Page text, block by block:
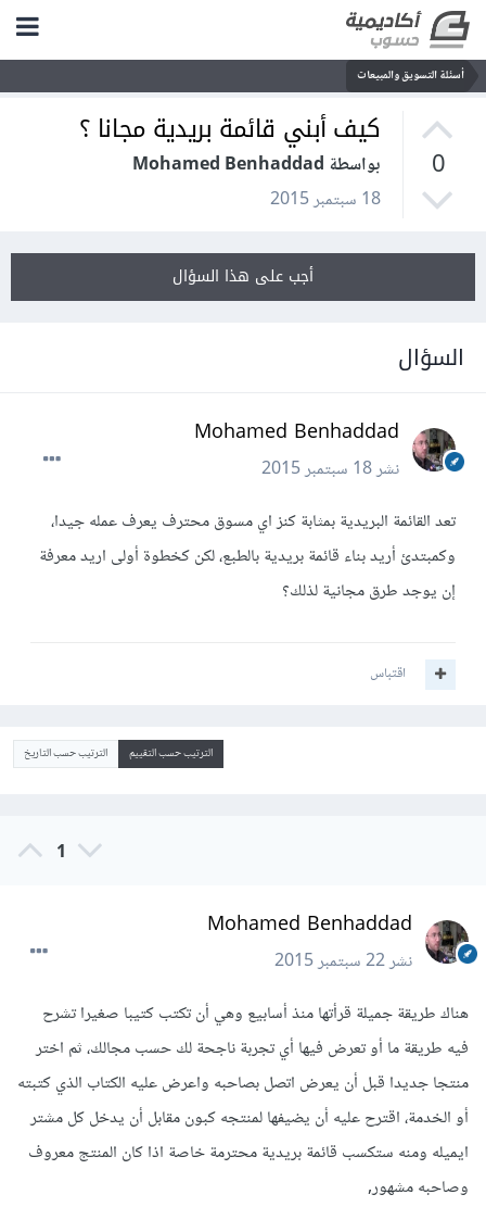
أسئلة التسويق والمبيعات
0
كيف أبني قائمة بريدية مجانا ؟
بواسطة Mohamed Benhaddad
18 سبتمبر 2015
أجب على هذا السؤال
السؤال
Mohamed Benhaddad
نشر18 سبتمبر 2015
تعد القائمة البريدية بمثابة كنز اي مسوق محترف يعرف عمله جيدا،
وكمبتدئ أريد بناء قائمة بريدية بالطبع، لكن كخطوة أولى اريد معرفة
إن يوجد طرق مجانية لذلك؟
اقتباس
الترتيب حسب التقييم الترتيب حسب التاريخ
1
Mohamed Benhaddad
نشر22 سبتمبر 2015
هناك طريقة جميلة قرأتها منذ أسابيع وهي أن تكتب كتيبا صغيرا تشرح
فيه طريقة ما أو تعرض فيها أي تجربة ناجحة لك حسب مجالك، ثم اختر
منتجا جديدا قبل أن يعرض اتصل بصاحبه واعرض عليه الكتاب الذي كتبته
أو الخدمة، اقترح عليه أن يضيفها لمنتجه كبون مقابل أن يدخل كل مشتر
ايميله ومنه ستكسب قائمة بريدية محترمة خاصة اذا كان المنتج معروف
وصاحبه مشهور,